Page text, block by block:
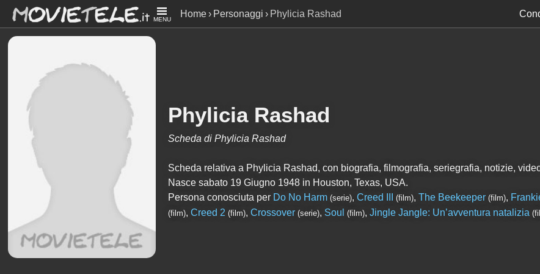
MENU
Home Personaggi Phylicia Rashad
Phylicia Rashad
Scheda di Phylicia Rashad
Scheda relativa a Phylicia Rashad, con biografia, filmografia, seriegrafia, notizie,
Nasce sabato 19 Giugno 1948 in Houston, Texas, USA.
Persona conosciuta per Do No Harm (serie), Creed III (film), The Beekeeper (film),
(film), Creed 2 (film), Crossover (serie), Soul (film), Jingle Jangle: Un’avventura natalizia